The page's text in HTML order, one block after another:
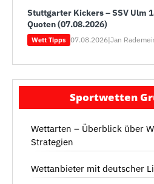
Stuttgarter Kickers – SSV Ulm
Quoten (07.08.2026)
Wett Tipps 07.08.2026|Jan
Sportwetten
Wettarten – Überblick über
Strategien
Wettanbieter mit deutscher